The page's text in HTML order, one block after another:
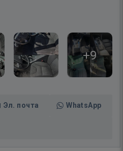
+9
Эл. почта WhatsApp